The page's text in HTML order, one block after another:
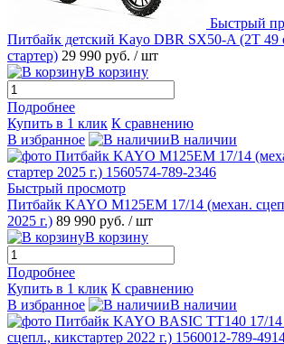
Быстрый
Питбайк детский Kayo DBR SX50-A (2T 49
стартер) 29 990 руб. / шт
В корзину
Подробнее
Купить в 1 клик К сравнению
В избранное
В наличии
Быстрый просмотр
Питбайк KAYO M125EM 17/14 (механ.
2025 г.) 89 990 руб. / шт
В корзину
Подробнее
Купить в 1 клик К сравнению
В избранное
В наличии